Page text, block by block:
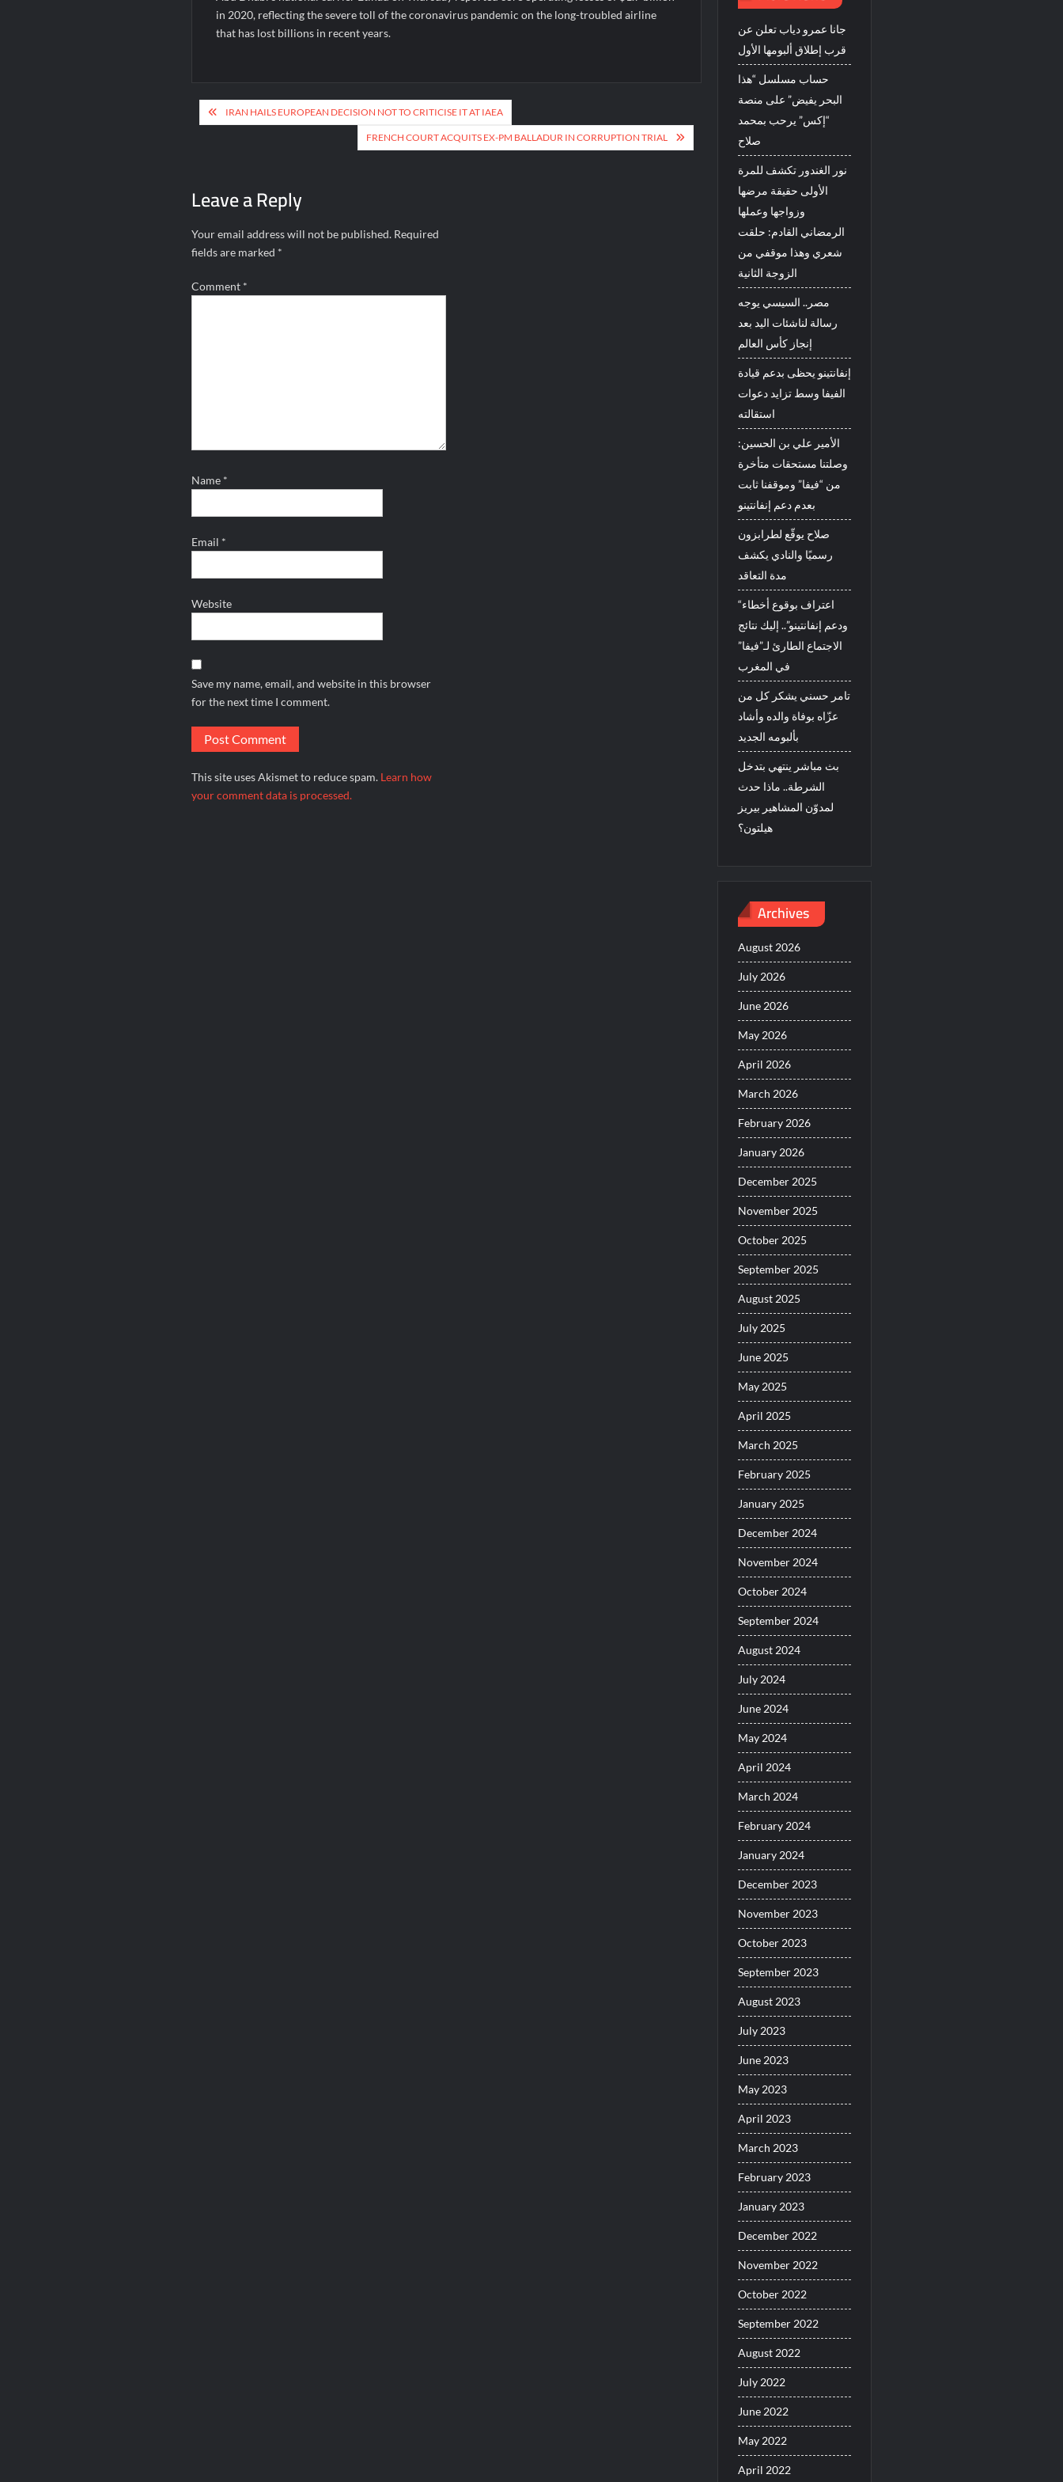
in 2020, reflecting the severe toll of the coronavirus pandemic on the long-troubled airline
that has lost billions in recent years.
Post
navigation
IRAN HAILS EUROPEAN DECISION NOT TO CRITICISE IT AT IAEA
FRENCH COURT ACQUITS EX-PM BALLADUR IN CORRUPTION TRIAL
Leave a Reply
Your email address will not be published. Required
fields are marked *
Comment *
Name *
Email *
Website
Save my name, email, and website in this browser
for the next time I comment.
This site uses Akismet to reduce spam. Learn how
your comment data is processed.
جانا عمرو دياب تعلن عن
قرب إطلاق ألبومها الأول
حساب مسلسل “هذا
البحر يفيض” على منصة
“إكس” يرحب بمحمد
صلاح
نور الغندور تكشف للمرة
الأولى حقيقة مرضها
وزواجها وعملها
الرمضاني القادم: حلقت
شعري وهذا موقفي من
الزوجة الثانية
مصر.. السيسي يوجه
رسالة لناشئات اليد بعد
إنجاز كأس العالم
إنفانتينو يحظى بدعم قيادة
الفيفا وسط تزايد دعوات
استقالته
الأمير علي بن الحسين:
وصلتنا مستحقات متأخرة
من “فيفا” وموقفنا ثابت
بعدم دعم إنفانتينو
صلاح يوقّع لطرابزون
رسميًا والنادي يكشف
مدة التعاقد
“اعتراف بوقوع أخطاء
ودعم إنفانتينو”.. إليك نتائج
الاجتماع الطارئ لـ”فيفا”
في المغرب
تامر حسني يشكر كل من
عزّاه بوفاة والده وأشاد
بألبومه الجديد
بث مباشر ينتهي بتدخل
الشرطة.. ماذا حدث
لمدوّن المشاهير بيريز
هيلتون؟
Archives
August 2026
July 2026
June 2026
May 2026
April 2026
March 2026
February 2026
January 2026
December 2025
November 2025
October 2025
September 2025
August 2025
July 2025
June 2025
May 2025
April 2025
March 2025
February 2025
January 2025
December 2024
November 2024
October 2024
September 2024
August 2024
July 2024
June 2024
May 2024
April 2024
March 2024
February 2024
January 2024
December 2023
November 2023
October 2023
September 2023
August 2023
July 2023
June 2023
May 2023
April 2023
March 2023
February 2023
January 2023
December 2022
November 2022
October 2022
September 2022
August 2022
July 2022
June 2022
May 2022
April 2022